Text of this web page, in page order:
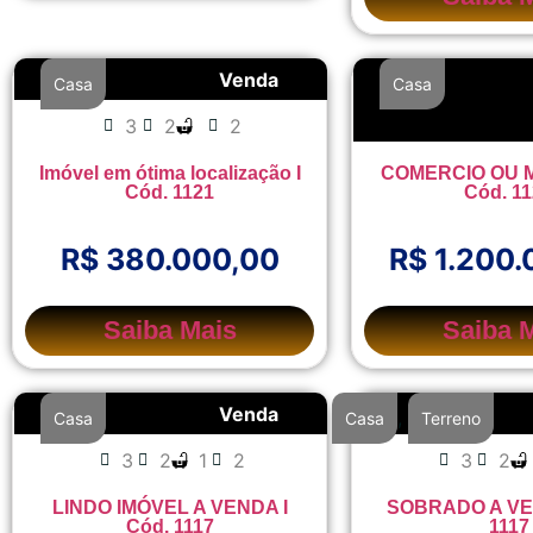
Venda
Casa
3 2 2
Imóvel em ótima localização I
Cód. 1121
R$ 380.000,00
Saiba Mais
Casa
COMERCIO OU
Cód.
R$
Saiba
Venda
Casa
3 2 1 2
LINDO IMÓVEL A VENDA I
Cód. 1117
Casa , Terreno
3 2
SOBRADO A
1117